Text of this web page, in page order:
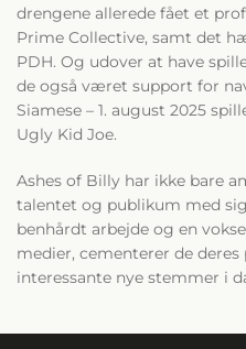
drengene allerede fået et
Prime Collective, samt det
PDH. Og udover at have
de også været support for
Siamese – 1. august 2025
Ugly Kid Joe.
Ashes of Billy har ikke bare
talentet og publikum med
benhårdt arbejde og en
medier, cementerer de
interessante nye stemmer i